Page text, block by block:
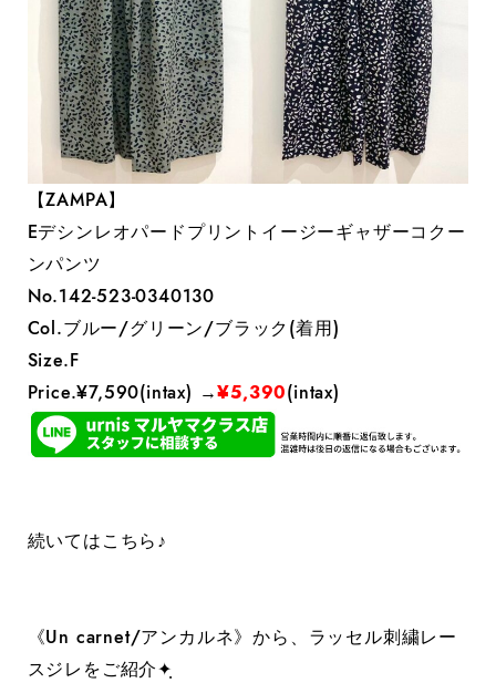
【ZAMPA】
Eデシンレオパードプリントイージーギャザーコクー
ンパンツ
No.142-523-0340130
Col.ブルー/グリーン/ブラック(着用)
Size.F
Price.¥7,590(intax) →¥5,390(intax)
続いてはこちら♪
《Un carnet/アンカルネ》から、ラッセル刺繍レー
スジレをご紹介✦ฺ